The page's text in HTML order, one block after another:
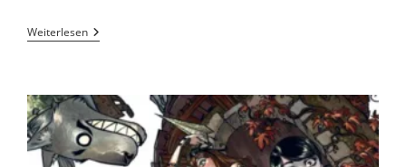
Weiterlesen